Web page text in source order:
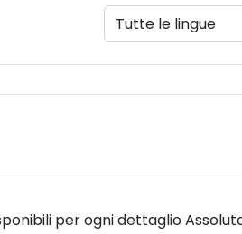
per ogni dettaglio